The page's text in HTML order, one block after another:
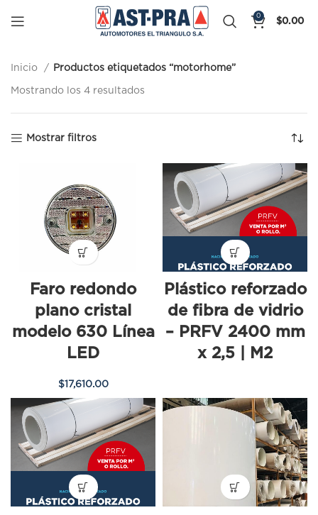
0
$0.00
Inicio Productos etiquetados “motorhome”
Mostrando los 4 resultados
Mostrar filtros
Faro redondo
plano cristal
modelo 630 Línea
LED
$17,610.00
Plástico reforzado
de fibra de vidrio
– PRFV 2400 mm
x 2,5 | M2